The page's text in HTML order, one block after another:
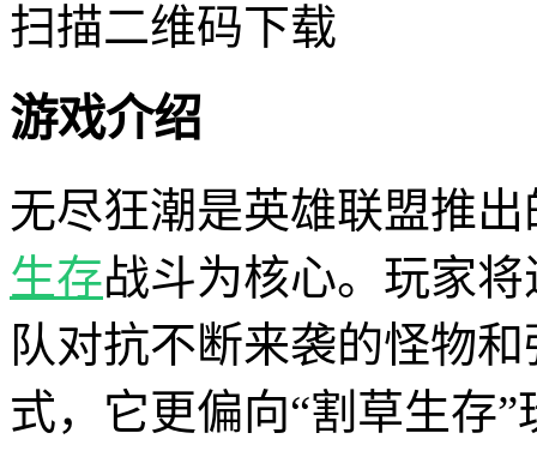
扫描二维码下载
游戏介绍
无尽狂潮是英雄联盟推出
生存战斗为核心。玩家
队对抗不断来袭的怪物
式，它更偏向“割草生存